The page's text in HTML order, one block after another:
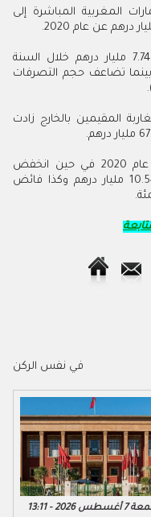
المغربية المباشرة إلى
وبذلك سجل هذا التدفق ما يناهز من 7.74 مليار درهم خلال السنة
قدره 32.8 في المئة، بينما تضاعف حجم التصرفات
المقيمين بالخارج زادت
وبلغت عائدات السفر 36.36 مليار درهم عام 2020 في حين انخفض
الإنفاق بنسبة 49.6 في المئة، مسجلا 10.54 مليار درهم وكذا فائض
في نفس الركن
2026 - 13:11